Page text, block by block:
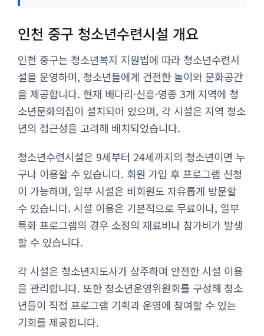
인천 중구 청소년수련시설 개요
인천 중구는 청소년복지 지원법에 따라 청소년수련시
설을 운영하며, 청소년들에게 건전한 놀이와 문화공간
을 제공합니다. 현재 배다리·신흥·영종 3개 지역에 청
소년문화의집이 설치되어 있으며, 각 시설은 지역 청소
년의 접근성을 고려해 배치되었습니다.
청소년수련시설은 9세부터 24세까지의 청소년이면 누
구나 이용할 수 있습니다. 회원 가입 후 프로그램 신청
이 가능하며, 일부 시설은 비회원도 자유롭게 방문할
수 있습니다. 시설 이용은 기본적으로 무료이나, 일부
특화 프로그램의 경우 소정의 재료비나 참가비가 발생
할 수 있습니다.
각 시설은 청소년지도사가 상주하며 안전한 시설 이용
을 관리합니다. 또한 청소년운영위원회를 구성해 청소
년들이 직접 프로그램 기획과 운영에 참여할 수 있는
기회를 제공합니다.